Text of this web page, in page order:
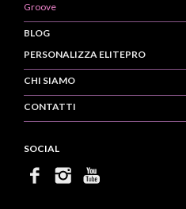
Groove
BLOG
PERSONALIZZA ELITEPRO
CHI SIAMO
CONTATTI
SOCIAL